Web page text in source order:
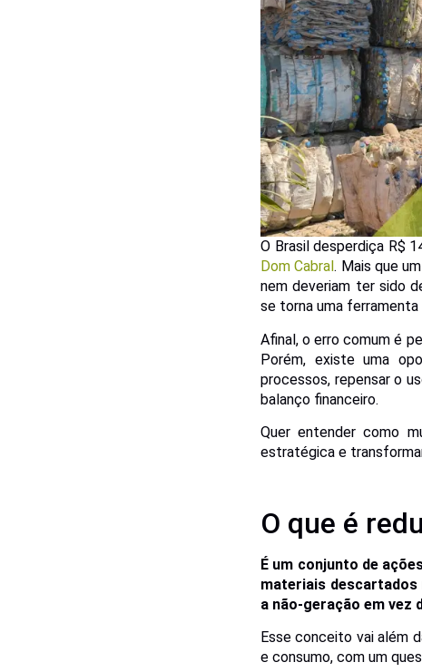
O Brasil desperdiça R$
Dom Cabral. Mais que
nem deveriam ter sido
se torna uma
Afinal, o erro comum é
Porém, existe uma
processos, repensar o
balanço financeiro.
Quer entender como
estratégica e
O que é
É um conjunto de
materiais descartados
a não-geração em vez
Esse conceito vai além
e consumo, com um